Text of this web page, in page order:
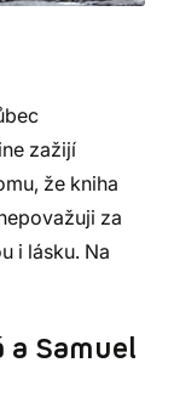
zažijí
že kniha
za
i lásku. Na
Samuel